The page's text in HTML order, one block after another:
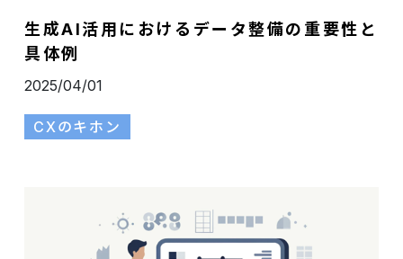
生成AI活用におけるデータ整備の重要性と
具体例
2025/04/01
CXのキホン